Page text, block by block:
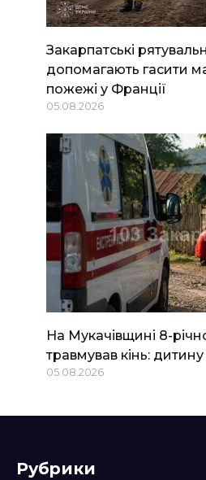
Закарпатські
допомагають гасити
пожежі у Франції
05.08.2026
На Мукачівщині 8-
травмував кінь: дитину
05.08.2026
Рубрики